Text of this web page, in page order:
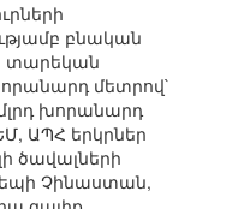
բնական
տարեկան
մետրով`
խորանարդ
ԱՊՀ երկրներ
ծավալների
Չինաստան,